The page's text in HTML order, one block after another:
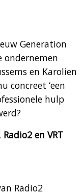
Generation
ondernemen
en Karolien
concreet ‘een
hulp
en VRT
Radio2